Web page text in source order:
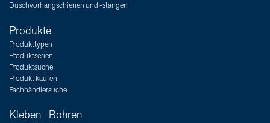
Duschvorhangschienen und -stangen
Produkte
Produkttypen
Produktserien
Produktsuche
Produkt kaufen
Fachhändlersuche
Kleben - Bohren